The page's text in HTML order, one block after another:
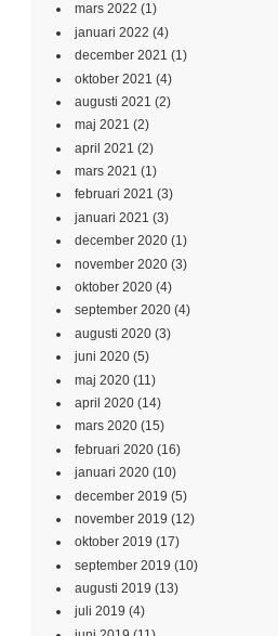
mars 2022 (1)
januari 2022 (4)
december 2021 (1)
oktober 2021 (4)
augusti 2021 (2)
maj 2021 (2)
april 2021 (2)
mars 2021 (1)
februari 2021 (3)
januari 2021 (3)
december 2020 (1)
november 2020 (3)
oktober 2020 (4)
september 2020 (4)
augusti 2020 (3)
juni 2020 (5)
maj 2020 (11)
april 2020 (14)
mars 2020 (15)
februari 2020 (16)
januari 2020 (10)
december 2019 (5)
november 2019 (12)
oktober 2019 (17)
september 2019 (10)
augusti 2019 (13)
juli 2019 (4)